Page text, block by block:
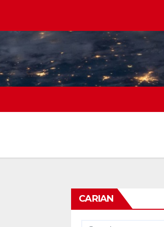
CARIAN